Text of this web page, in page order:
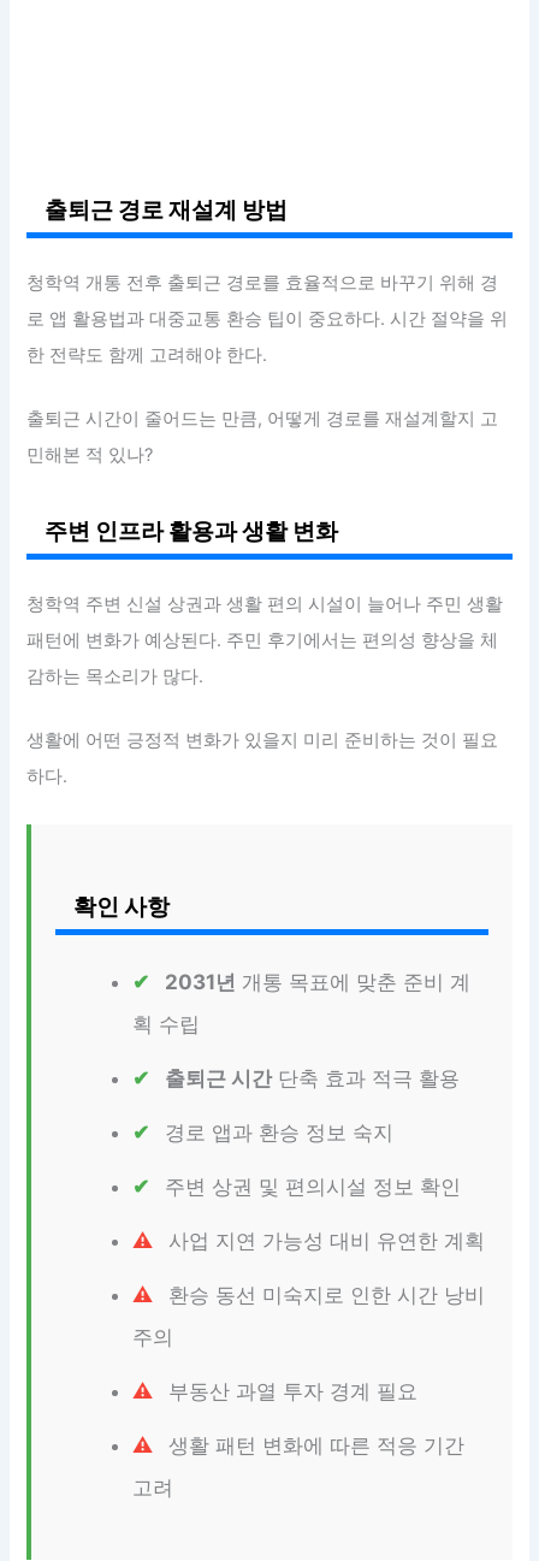
출퇴근 경로 재설계 방법
청학역 개통 전후 출퇴근 경로를 효율적으로 바꾸기 위해 경
로 앱 활용법과 대중교통 환승 팁이 중요하다. 시간 절약을 위
한 전략도 함께 고려해야 한다.
출퇴근 시간이 줄어드는 만큼, 어떻게 경로를 재설계할지 고
민해본 적 있나?
주변 인프라 활용과 생활 변화
청학역 주변 신설 상권과 생활 편의 시설이 늘어나 주민 생활
패턴에 변화가 예상된다. 주민 후기에서는 편의성 향상을 체
감하는 목소리가 많다.
생활에 어떤 긍정적 변화가 있을지 미리 준비하는 것이 필요
하다.
확인 사항
2031년 개통 목표에 맞춘 준비 계
획 수립
출퇴근 시간단축 효과 적극 활용
경로 앱과 환승 정보 숙지
주변 상권 및 편의시설 정보 확인
사업 지연 가능성 대비 유연한 계획
환승 동선 미숙지로 인한 시간 낭비
주의
부동산 과열 투자 경계 필요
생활 패턴 변화에 따른 적응 기간
고려